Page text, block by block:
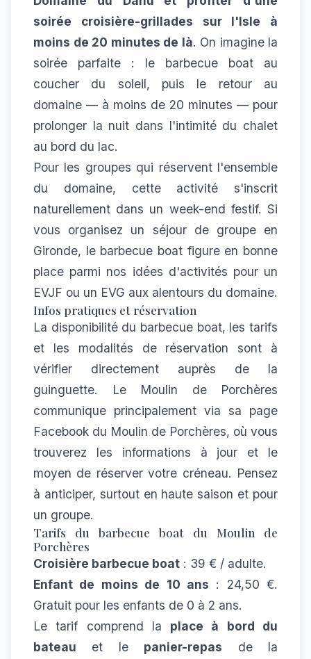
soirée croisière-grillades sur l'Isle à
moins de 20 minutes de là. On imagine la
soirée parfaite : le barbecue boat au
coucher du soleil, puis le retour au
domaine — à moins de 20 minutes — pour
prolonger la nuit dans l'intimité du chalet
au bord du lac.
Pour les groupes qui réservent l'ensemble
du domaine, cette activité s'inscrit
naturellement dans un week-end festif. Si
vous organisez un séjour de groupe en
Gironde, le barbecue boat figure en bonne
place parmi nos idées d'activités pour un
EVJF ou un EVG aux alentours du domaine.
Infos pratiques et réservation
La disponibilité du barbecue boat, les tarifs
et les modalités de réservation sont à
vérifier directement auprès de la
guinguette. Le Moulin de Porchères
communique principalement via sa page
Facebook du Moulin de Porchères, où vous
trouverez les informations à jour et le
moyen de réserver votre créneau. Pensez
à anticiper, surtout en haute saison et pour
un groupe.
Tarifs du barbecue boat du Moulin de
Porchères
Croisière barbecue boat : 39 € / adulte.
Enfant de moins de 10 ans : 24,50 €.
Gratuit pour les enfants de 0 à 2 ans.
Le tarif comprend la place à bord du
bateau et le panier-repas de la